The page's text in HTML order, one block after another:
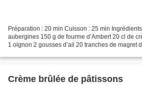
Préparation : 20 min Cuisson : 25 min
aubergines 150 g de fourme d’Ambert 20 cl de
1 oignon 2 gousses d’ail 20 tranches de magret
Crème brûlée de pâtissons